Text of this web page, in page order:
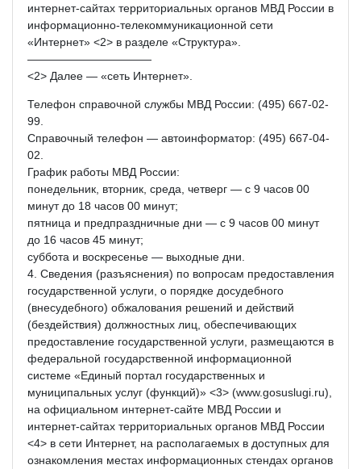
интернет-сайтах территориальных органов МВД России в
информационно-телекоммуникационной сети
«Интернет» <2> в разделе «Структура».
———————————
<2> Далее — «сеть Интернет».
Телефон справочной службы МВД России: (495) 667-02-
99.
Справочный телефон — автоинформатор: (495) 667-04-
02.
График работы МВД России:
понедельник, вторник, среда, четверг — с 9 часов 00
минут до 18 часов 00 минут;
пятница и предпраздничные дни — с 9 часов 00 минут
до 16 часов 45 минут;
суббота и воскресенье — выходные дни.
4. Сведения (разъяснения) по вопросам предоставления
государственной услуги, о порядке досудебного
(внесудебного) обжалования решений и действий
(бездействия) должностных лиц, обеспечивающих
предоставление государственной услуги, размещаются в
федеральной государственной информационной
системе «Единый портал государственных и
муниципальных услуг (функций)» <3> (www.gosuslugi.ru),
на официальном интернет-сайте МВД России и
интернет-сайтах территориальных органов МВД России
<4> в сети Интернет, на располагаемых в доступных для
ознакомления местах информационных стендах органов